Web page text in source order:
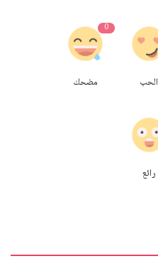
الحب
0
مضحك
رائع